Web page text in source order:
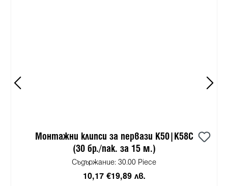
Монтажни клипси за первази K50|K58C
(30 бр./пак. за 15 м.)
Съдържание: 30.00 Piece
10,17 €19,89 лв.